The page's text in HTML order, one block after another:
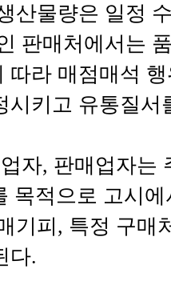
산물량은 일정
판매처에서는
따라 매점매석
시키고 유통질서
자, 판매업자는
목적으로 고시
기피, 특정 구매
다.